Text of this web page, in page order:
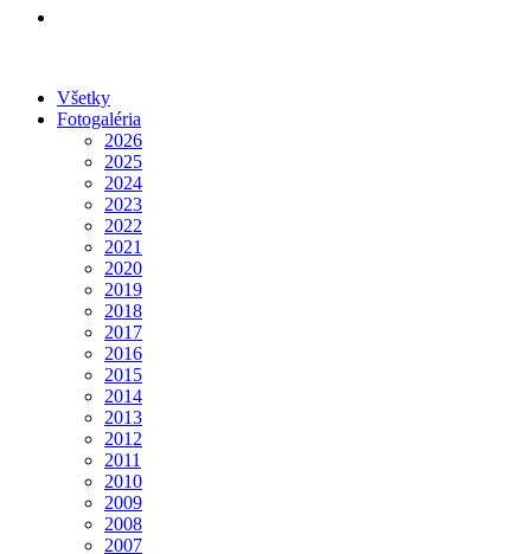
Všetky
Fotogaléria
2026
2025
2024
2023
2022
2021
2020
2019
2018
2017
2016
2015
2014
2013
2012
2011
2010
2009
2008
2007